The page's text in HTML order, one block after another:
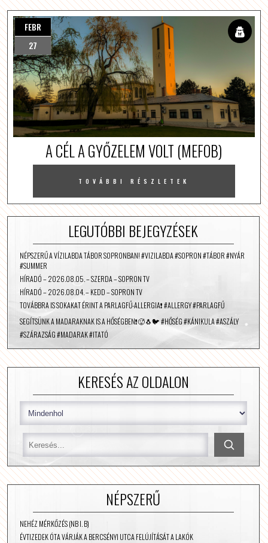
FEBR
27
A CÉL A GYŐZELEM VOLT (MEFOB)
TOVÁBBI RÉSZLETEK
LEGUTÓBBI BEJEGYZÉSEK
NÉPSZERŰ A VÍZILABDA TÁBOR SOPRONBAN! #VIZILABDA #SOPRON #TÁBOR #NYÁR
#SUMMER
HÍRADÓ – 2026.08.05. – SZERDA – SOPRON TV
HÍRADÓ – 2026.08.04. – KEDD – SOPRON TV
TOVÁBBRA IS SOKAKAT ÉRINT A PARLAGFŰ-ALLERGIA❗️ #ALLERGY #PARLAGFŰ
SEGÍTSÜNK A MADARAKNAK IS A HŐSÉGBEN❗️🥵🐧🐦 #HŐSÉG #KÁNIKULA #ASZÁLY
#SZÁRAZSÁG #MADARAK #ITATÓ
KERESÉS AZ OLDALON
NÉPSZERŰ
NEHÉZ MÉRKŐZÉS (NB I. B)
ÉVTIZEDEK ÓTA VÁRJÁK A BERCSÉNYI UTCA FELÚJÍTÁSÁT A LAKÓK